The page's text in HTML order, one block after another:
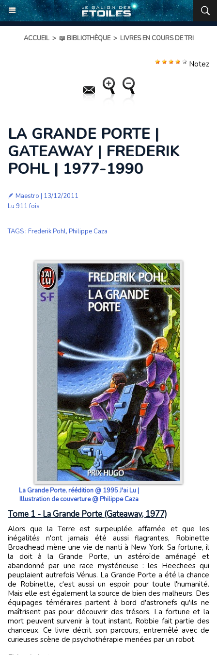
ACCUEIL > 📖 BIBLIOTHÈQUE > LIVRES EN COURS DE TRI
Notez
LA GRANDE PORTE |
GATEAWAY | FREDERIK
POHL | 1977-1990
🪶 Maestro | 13/12/2011
Lu 911 fois
TAGS : Frederik Pohl, Philippe Caza
La Grande Porte, réédition @ 1995 J'ai Lu |
Illustration de couverture @ Philippe Caza
Tome 1 - La Grande Porte (Gateaway, 1977)
Alors que la Terre est surpeuplée, affamée et que les
inégalités n'ont jamais été aussi flagrantes, Robinette
Broadhead mène une vie de nanti à New York. Sa fortune, il
la doit à la Grande Porte, un astéroïde aménagé et
abandonné par une race mystérieuse : les Heechees qui
peuplaient autrefois Vénus. La Grande Porte a été la chance
de Robinette, c'est aussi un espoir pour toute l'humanité.
Mais elle est également la source de bien des malheurs. Des
équipages téméraires partent à bord d'astronefs qu'ils ne
maîtrisent pas pour découvrir des trésors. La fortune et la
mort peuvent survenir à tout instant. Robbie fait partie des
chanceux. Ce livre décrit son parcours, entremêlé avec de
curieuses scène de psychothérapie menées par un robot.